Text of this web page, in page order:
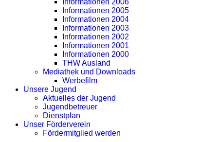
Informationen 2006
Informationen 2005
Informationen 2004
Informationen 2003
Informationen 2002
Informationen 2001
Informationen 2000
THW Ausland
Mediathek und Downloads
Werbefilm
Unsere Jugend
Aktuelles der Jugend
Jugendbetreuer
Dienstplan
Unser Förderverein
Fördermitglied werden